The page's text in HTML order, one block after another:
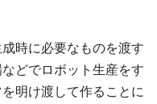
時に必要なものを渡す
どでロボット生産をす
明け渡して作ることに